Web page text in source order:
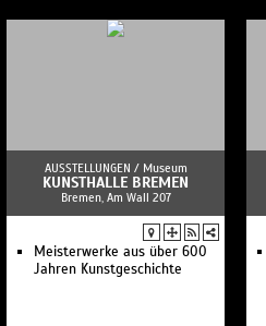
Verborgene Schätze -
Sammlung online
AUSSTELLUNGEN / Museum
KUNSTHALLE BREMEN
Bremen, Am Wall 207
Meisterwerke aus über 600
Jahren Kunstgeschichte